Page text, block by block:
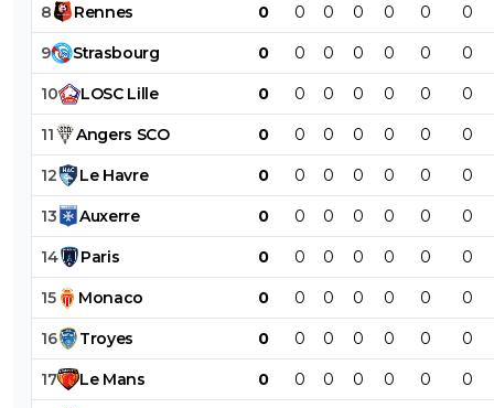
8 Rennes 0 0 0 0 0 0 0
9 Strasbourg 0 0 0 0 0 0 0
10 LOSC Lille 0 0 0 0 0 0 0
11 Angers SCO 0 0 0 0 0 0 0
12 Le Havre 0 0 0 0 0 0 0
13 Auxerre 0 0 0 0 0 0 0
14 Paris 0 0 0 0 0 0 0
15 Monaco 0 0 0 0 0 0 0
16 Troyes 0 0 0 0 0 0 0
17 Le Mans 0 0 0 0 0 0 0